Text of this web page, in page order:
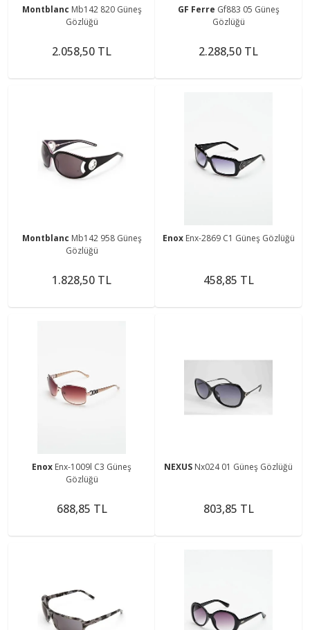
Montblanc Mb142 820 Güneş
Gözlüğü
2.058,50 TL
GF Ferre Gf883 05 Güneş
Gözlüğü
2.288,50 TL
Montblanc Mb142 958 Güneş
Gözlüğü
1.828,50 TL
Enox Enx-2869 C1 Güneş Gözlüğü
458,85 TL
Enox Enx-1009l C3 Güneş
Gözlüğü
688,85 TL
NEXUS Nx024 01 Güneş Gözlüğü
803,85 TL